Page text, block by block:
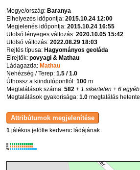
Megye/ország:Baranya
Elhelyezés időpontja:2015.10.24 12:00
Megjelenés időpontja:2015.10.24 16:55
Utolsó lényeges változás:2020.10.05 15:42
Utolsó változás:2022.08.29 18:03
Rejtés típusa:Hagyományos geoláda
Elrejtők:povyagi & Mathau
Ládagazda:Mathau
Nehézség / Terep:1.5 / 1.0
Úthossz a kiindulóponttól:100 m
Megtalálások száma:582 + 1 sikertelen + 6 egyéb
Megtalálások gyakorisága:1.0 megtalálás hetente
1 játékos jelölte kedvenc ládájának
K
R
W